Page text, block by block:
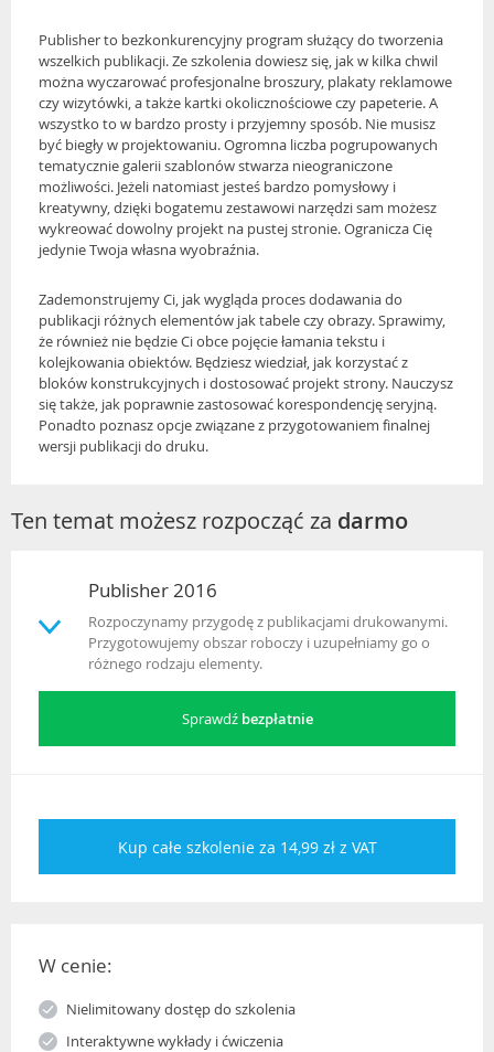
Publisher to bezkonkurencyjny program służący do tworzenia
wszelkich publikacji. Ze szkolenia dowiesz się, jak w kilka chwil
można wyczarować profesjonalne broszury, plakaty reklamowe
czy wizytówki, a także kartki okolicznościowe czy papeterie. A
wszystko to w bardzo prosty i przyjemny sposób. Nie musisz
być biegły w projektowaniu. Ogromna liczba pogrupowanych
tematycznie galerii szablonów stwarza nieograniczone
możliwości. Jeżeli natomiast jesteś bardzo pomysłowy i
kreatywny, dzięki bogatemu zestawowi narzędzi sam możesz
wykreować dowolny projekt na pustej stronie. Ogranicza Cię
jedynie Twoja własna wyobraźnia.
Zademonstrujemy Ci, jak wygląda proces dodawania do
publikacji różnych elementów jak tabele czy obrazy. Sprawimy,
że również nie będzie Ci obce pojęcie łamania tekstu i
kolejkowania obiektów. Będziesz wiedział, jak korzystać z
bloków konstrukcyjnych i dostosować projekt strony. Nauczysz
się także, jak poprawnie zastosować korespondencję seryjną.
Ponadto poznasz opcje związane z przygotowaniem finalnej
wersji publikacji do druku.
Ten temat możesz rozpocząć za darmo
Publisher 2016
Rozpoczynamy przygodę z publikacjami drukowanymi.
Przygotowujemy obszar roboczy i uzupełniamy go o
różnego rodzaju elementy.
Sprawdź bezpłatnie
Kup całe szkolenie za 14,99 zł z VAT
W cenie:
Nielimitowany dostęp do szkolenia
Interaktywne wykłady i ćwiczenia